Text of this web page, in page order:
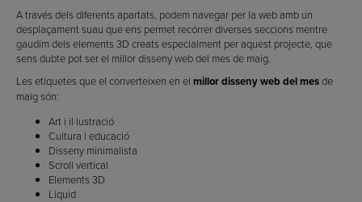
A través dels diferents apartats, podem navegar per la web amb un
desplaçament suau que ens permet recórrer diverses seccions mentre
gaudim dels elements 3D creats especialment per aquest projecte, que
sens dubte pot ser el millor disseny web del mes de maig.
Les etiquetes que el converteixen en el millor disseny web del mesde
maig són:
Art i il·lustració
Cultura i educació
Disseny minimalista
Scroll vertical
Elements 3D
Liquid